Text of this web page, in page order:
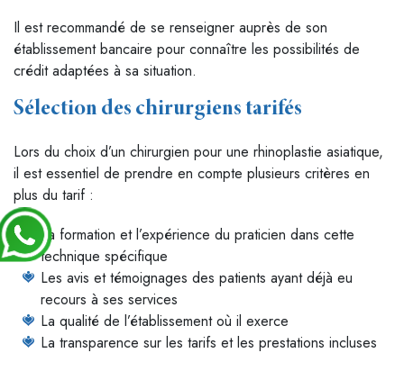
Il est recommandé de se renseigner auprès de son
établissement bancaire pour connaître les possibilités de
crédit adaptées à sa situation.
Sélection des chirurgiens tarifés
Lors du choix d’un chirurgien pour une rhinoplastie asiatique,
il est essentiel de prendre en compte plusieurs critères en
plus du tarif :
La formation et l’expérience du praticien dans cette
technique spécifique
Les avis et témoignages des patients ayant déjà eu
recours à ses services
La qualité de l’établissement où il exerce
La transparence sur les tarifs et les prestations incluses